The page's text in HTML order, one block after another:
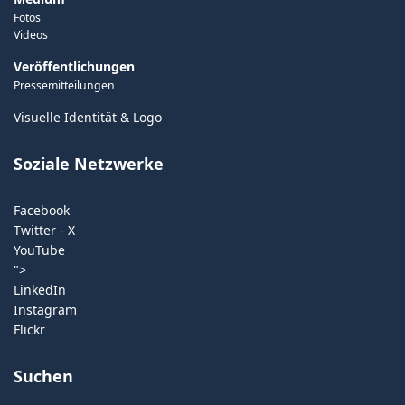
Fotos
Videos
Veröffentlichungen
Pressemitteilungen
Visuelle Identität & Logo
Soziale Netzwerke
Facebook
Twitter - X
YouTube
">
LinkedIn
Instagram
Flickr
Suchen